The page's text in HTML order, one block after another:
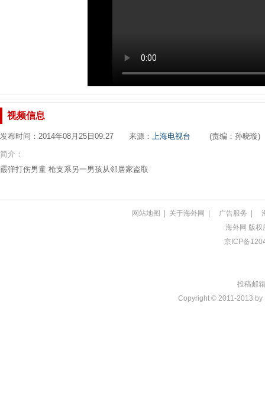
视频信息
发布时间：2014年08月25日09:27 来源： 上海电视台 (责编：孙晓璇)
简介：
霰弹打伤男童 枪支系另一男孩从邻居家盗取
网站地图 | 关于海外网 | 广告服务 |
海外网 版权
京ICP备
投稿邮
Copyright © 2011-2013 by